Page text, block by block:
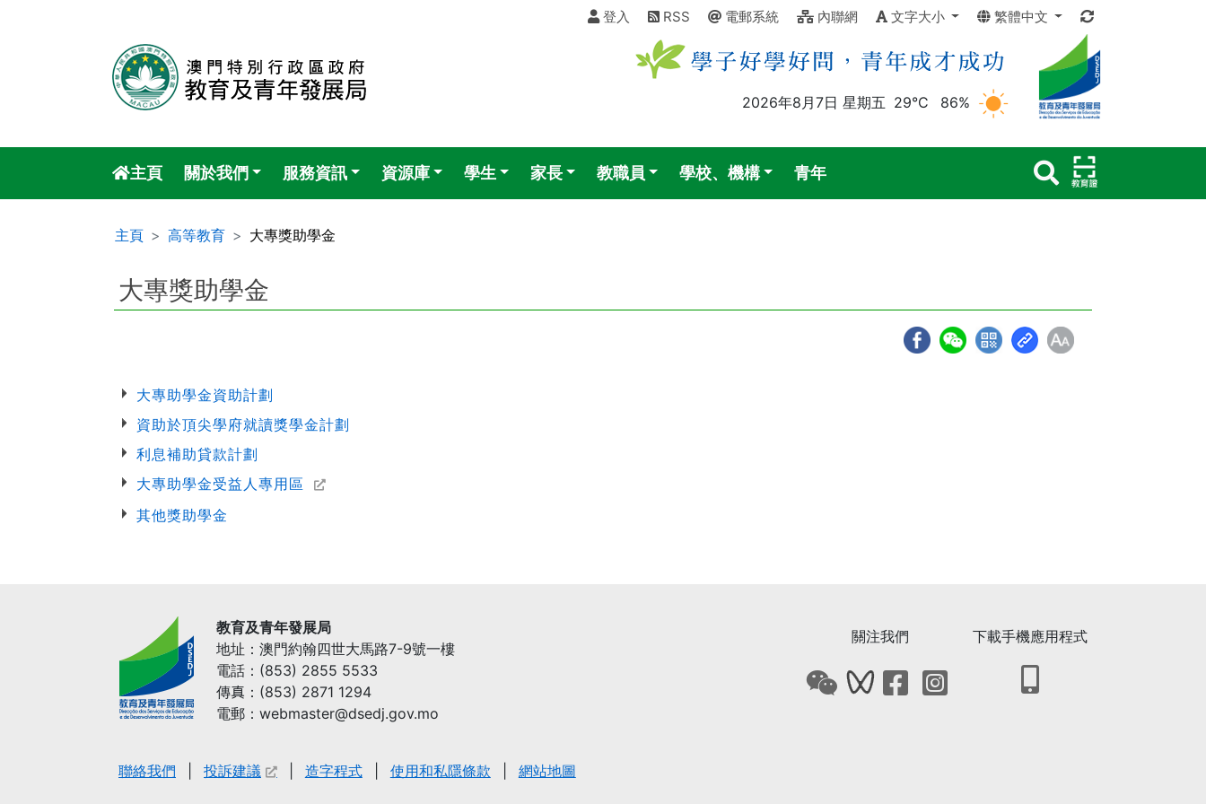
登入 RSS 電郵系統 內聯網 文字大小 繁體中文
2026年8月7日 星期五 29°C 86%
主頁 關於我們 服務資訊 資源庫 學生 家長 教職員 學校、機構 青年
主頁 高等教育 大專獎助學金
大專獎助學金
大專助學金資助計劃
資助於頂尖學府就讀獎學金計劃
利息補助貸款計劃
大專助學金受益人專用區
其他獎助學金
教育及青年發展局
地址：澳門約翰四世大馬路7-9號一樓
電話：(853) 2855 5533
傳真：(853) 2871 1294
電郵：webmaster@dsedj.gov.mo
關注我們
打開教青局微信QRCode
打開教青局微信影音號QRCode
打開教青局Facebook專頁
下載手機應用程式
聯絡我們 投訴建議 造字程式 使用和私隱條款 網站地圖